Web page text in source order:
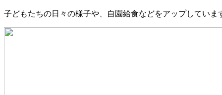
子どもたちの日々の様子や、自園給食などをアップしていま